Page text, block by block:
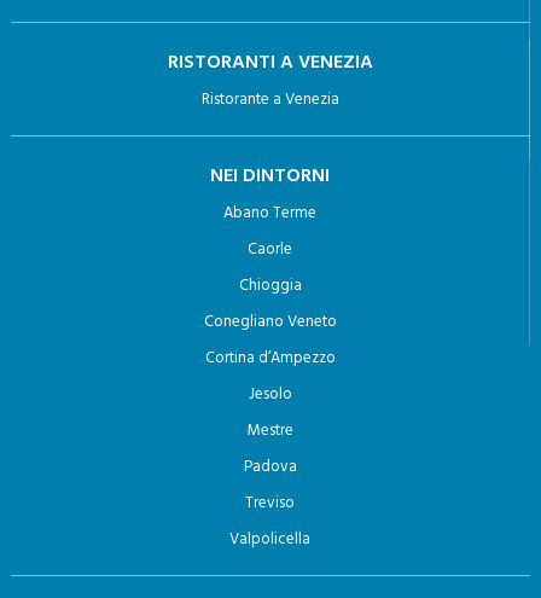
RISTORANTI A VENEZIA
Ristorante a Venezia
NEI DINTORNI
Abano Terme
Caorle
Chioggia
Conegliano Veneto
Cortina d’Ampezzo
Jesolo
Mestre
Padova
Treviso
Valpolicella